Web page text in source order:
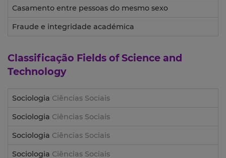
Casamento entre pessoas do mesmo sexo
Fraude e integridade académica
Classificação Fields of Science and
Technology
Sociologia Ciências Sociais
Sociologia Ciências Sociais
Sociologia Ciências Sociais
Sociologia Ciências Sociais